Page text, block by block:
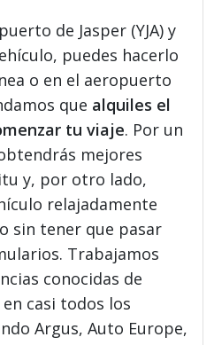
de Jasper (YJA) y
puedes hacerlo
o en el aeropuerto
que alquiles el
tu viaje. Por un
mejores
y, por otro lado,
relajadamente
sin tener que pasar
Trabajamos
conocidas de
casi todos los
Argus, Auto Europe,